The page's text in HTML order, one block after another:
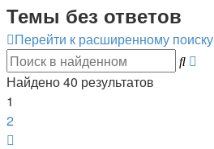
Темы без ответов
Перейти к расширенному поиску
Поиск
Найдено 40 результатов
1
2